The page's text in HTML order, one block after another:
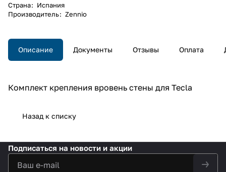
Страна: Испания
Производитель: Zennio
Описание Документы Отзывы Оплата
Комплект крепления вровень стены для Tecla
Назад к списку
Подписаться на новости и акции